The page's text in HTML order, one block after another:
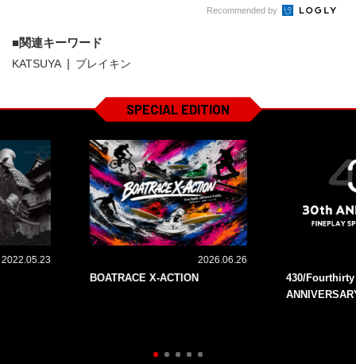
Recommended by
関連キーワード
KATSUYA ブレイキン
SPECIAL EDITION
2022.05.23 2026.06.26
BOATRACE X-ACTION
430/